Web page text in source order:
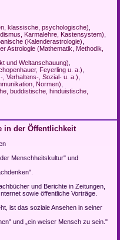
klassische, psychologische)
Karmalehre, Kastensystem)
(Kalenderastrologie)
Astrologie (Mathematik, Methodik,
und Weltanschauung)
Feyerling u. a.)
Verhaltens-, Sozial- u. a.)
Normen)
buddistische, hinduistische,
in der Öffentlichkeit
Menschheitskultur" und
und Berichte in Zeitungen,
sowie öffentliche Vorträge.
ist das soziale Ansehen in seiner
und „ein weiser Mensch zu sein."